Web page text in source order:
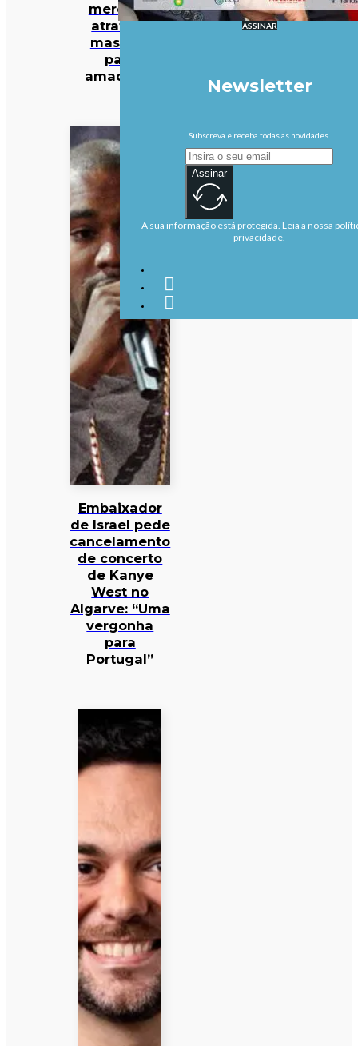
mercado
atrativo,
mas não
para
amadores
Embaixador
de Israel pede
cancelamento
de concerto
de Kanye
West no
Algarve: “Uma
vergonha
para
Portugal”
ASSINAR
Newsletter
Subscreva e receba todas as novidades.
Assinar
A sua informação está protegida. Leia a nossa
privacidade.